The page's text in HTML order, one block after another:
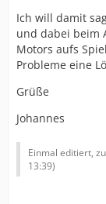
Ich will damit
und dabei beim
Motors aufs
Probleme eine
Grüße
Johannes
Einmal editiert,
13:39)